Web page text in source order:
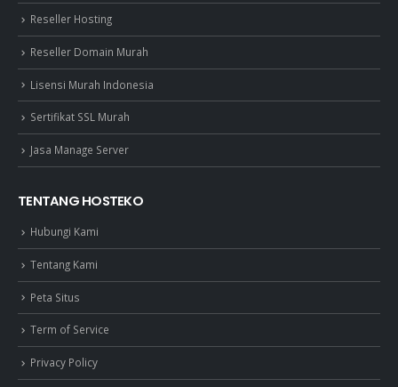
Reseller Hosting
Reseller Domain Murah
Lisensi Murah Indonesia
Sertifikat SSL Murah
Jasa Manage Server
TENTANG HOSTEKO
Hubungi Kami
Tentang Kami
Peta Situs
Term of Service
Privacy Policy